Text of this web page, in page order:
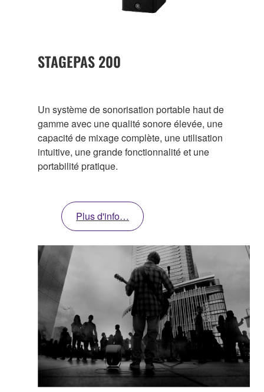
STAGEPAS 200
Un système de sonorisation portable haut de
gamme avec une qualité sonore élevée, une
capacité de mixage complète, une utilisation
intuitive, une grande fonctionnalité et une
portabilité pratique.
Plus d'info…